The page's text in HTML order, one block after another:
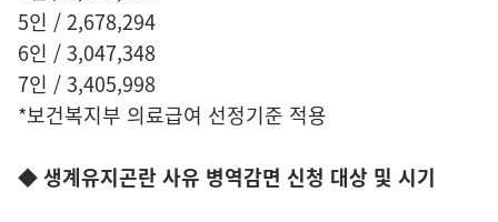
5인 / 2,678,294
6인 / 3,047,348
7인 / 3,405,998
*보건복지부 의료급여 선정기준 적용
◆ 생계유지곤란 사유 병역감면 신청 대상 및 시기